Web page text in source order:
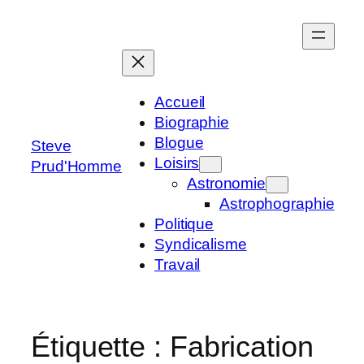
Steve
Prud'Homme
Accueil
Biographie
Blogue
Loisirs
Astronomie
Astrophographie
Politique
Syndicalisme
Travail
Étiquette : Fabrication